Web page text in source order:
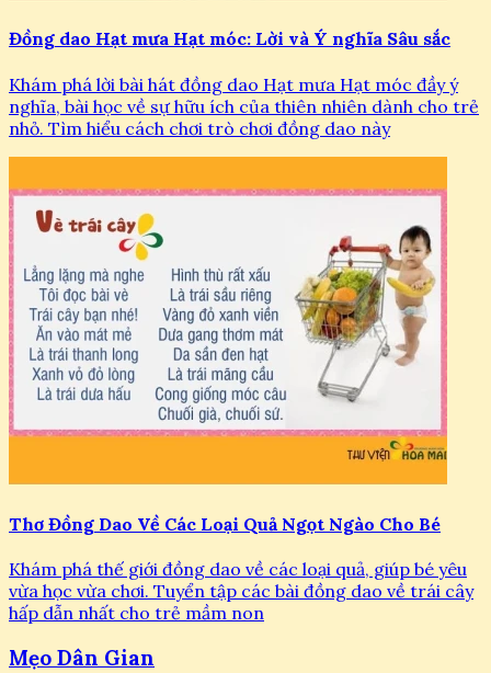
Đồng dao Hạt mưa Hạt móc: Lời và Ý nghĩa Sâu sắc
Khám phá lời bài hát đồng dao Hạt mưa Hạt móc đầy ý
nghĩa, bài học về sự hữu ích của thiên nhiên dành cho trẻ
nhỏ. Tìm hiểu cách chơi trò chơi đồng dao này
Thơ Đồng Dao Về Các Loại Quả Ngọt Ngào Cho Bé
Khám phá thế giới đồng dao về các loại quả, giúp bé yêu
vừa học vừa chơi. Tuyển tập các bài đồng dao về trái cây
hấp dẫn nhất cho trẻ mầm non
Mẹo Dân Gian